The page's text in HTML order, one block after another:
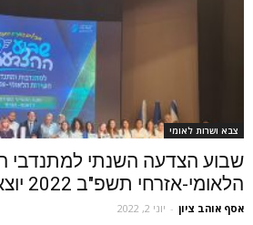
צבא ושרות לאומי
שבוע הצדעה השנתי למתנדבי
הלאומי-אזרחי תשפ"ב 2022 יוצא לדרך!
אסף אוהב ציון - יוני 2, 2022